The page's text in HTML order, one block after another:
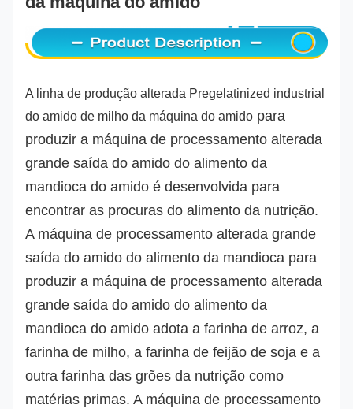
A linha de produção alterada Pregelatinized industrial
do amido de milho da máquina do amido para
produzir a máquina de processamento alterada
grande saída do amido do alimento da
mandioca do amido é desenvolvida para
encontrar as procuras do alimento da nutrição.
A máquina de processamento alterada grande
saída do amido do alimento da mandioca para
produzir a máquina de processamento alterada
grande saída do amido do alimento da
mandioca do amido adota a farinha de arroz, a
farinha de milho, a farinha de feijão de soja e a
outra farinha das grões da nutrição como
matérias primas. A máquina de processamento